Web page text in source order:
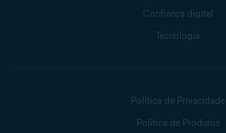
Confiança digital
Tecnologia
Política de Privacidade
Política de Produtos